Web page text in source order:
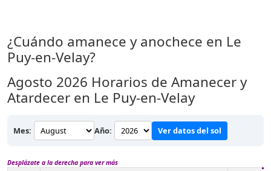
¿Cuándo amanece y anochece en Le
Puy-en-Velay?
Agosto 2026 Horarios de Amanecer y
Atardecer en Le Puy-en-Velay
Mes: Año: Ver datos del sol
Desplázate a la derecha para ver más